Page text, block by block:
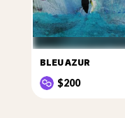
BLEU AZUR
$200